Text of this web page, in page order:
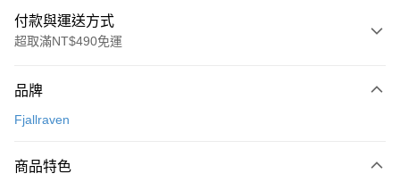
付款與運送方式
超取滿NT$490免運
信用卡一次付款
3 期 0 利率 每期
品牌
Fjallraven
商品特色